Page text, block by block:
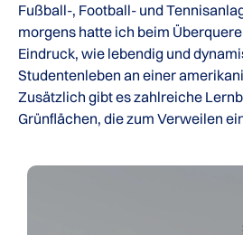
Fußball-, Football- und
morgens hatte ich beim
Eindruck, wie lebendig und
Studentenleben an einer
Zusätzlich gibt es zahlreiche
Grünflächen, die zum Verweilen